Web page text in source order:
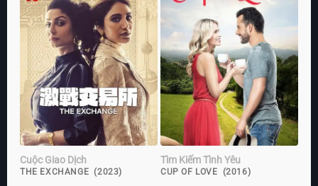
Cuộc Giao Dịch
THE EXCHANGE (2023)
Tìm Kiếm Tình Yêu
CUP OF LOVE (2016)